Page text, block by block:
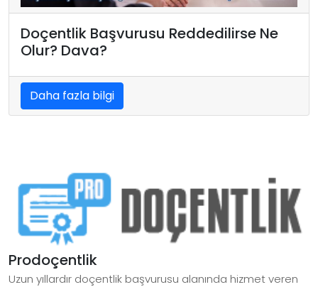
Doçentlik Başvurusu Reddedilirse Ne
Olur? Dava?
Daha fazla bilgi
Prodoçentlik
Uzun yıllardır doçentlik başvurusu alanında hizmet veren